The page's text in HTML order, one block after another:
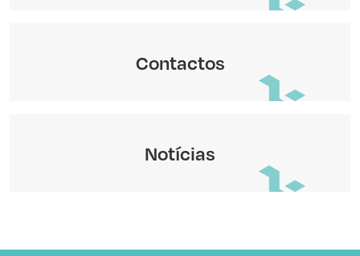
Contactos
Notícias